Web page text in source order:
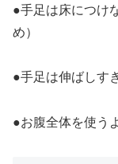
●手足は床につけ
め）
●手足は伸ばしす
●お腹全体を使う